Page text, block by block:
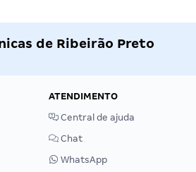
de Ribeirão Preto
ATENDIMENTO
Central de ajuda
Chat
WhatsApp